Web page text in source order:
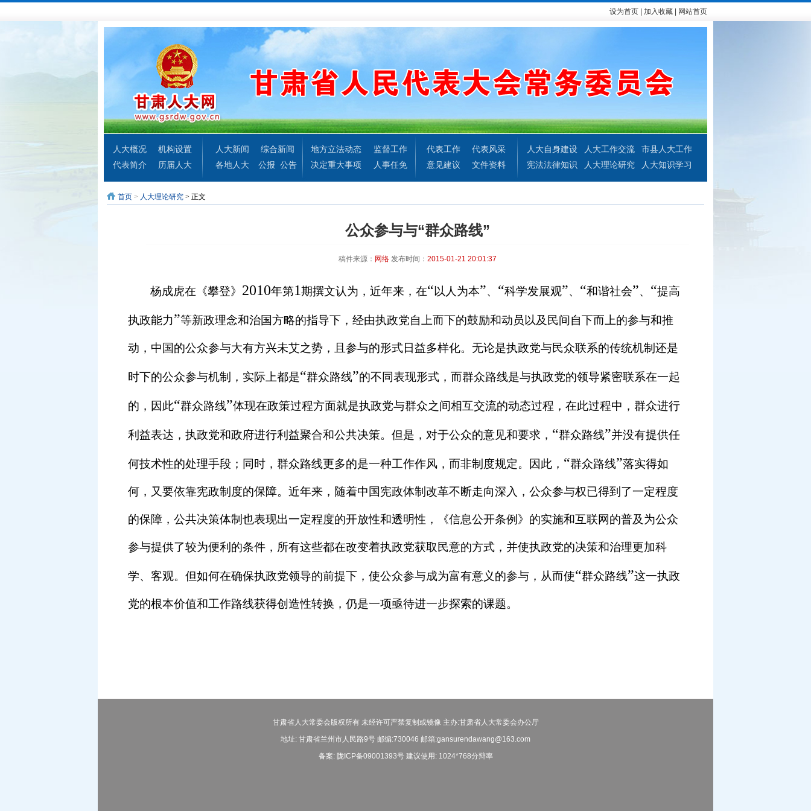
设为首页 加入收藏 网站首页
人大概况
机构设置
代表简介
历届人大
人大新闻
综合新闻
各地人大
公报 公告
地方立法动态
监督工作
决定重大事项
人事任免
代表工作
代表风采
意见建议
文件资料
人大自身建设 人大工作交流
市县人大工作
宪法法律知识
人大理论研究 人大知识学习
首页 > 人大理论研究 > 正文
公众参与与“群众路线”
稿件来源： 网络 发布时间： 2015-01-21 20:01:37
杨成虎在《攀登》 2010年第1期撰文认为，近年来，在“以人为本”、 “科学发展观”、 “和谐社会”、 “提高
执政能力”等新政理念和治国方略的指导下，经由执政党自上而下的鼓励和动员以及民间自下而上的参与和推
动，中国的公众参与大有方兴未艾之势，且参与的形式日益多样化。无论是执政党与民众联系的传统机制还是
时下的公众参与机制，实际上都是“群众路线”的不同表现形式，而群众路线是与执政党的领导紧密联系在一起
的，因此“群众路线”体现在政策过程方面就是执政党与群众之间相互交流的动态过程，在此过程中，群众进行
利益表达，执政党和政府进行利益聚合和公共决策。但是，对于公众的意见和要求， “群众路线”并没有提供任
何技术性的处理手段；同时，群众路线更多的是一种工作作风，而非制度规定。因此， “群众路线”落实得如
何，又要依靠宪政制度的保障。近年来，随着中国宪政体制改革不断走向深入，公众参与权已得到了一定程度
的保障，公共决策体制也表现出一定程度的开放性和透明性，《信息公开条例》的实施和互联网的普及为公众
参与提供了较为便利的条件，所有这些都在改变着执政党获取民意的方式，并使执政党的决策和治理更加科
学、客观。但如何在确保执政党领导的前提下，使公众参与成为富有意义的参与，从而使“群众路线”这一执政
党的根本价值和工作路线获得创造性转换，仍是一项亟待进一步探索的课题。
甘肃省人大常委会版权所有 未经许可严禁复制或镜像 主办:甘肃省人大常委会办公厅
地址: 甘肃省兰州市人民路9号 邮编:730046 邮箱:gansurendawang@163.com
备案: 陇ICP备09001393号 建议使用: 1024*768分辩率